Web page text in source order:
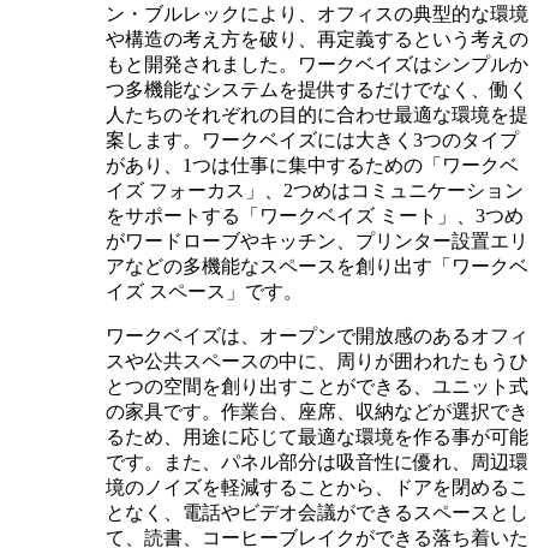
ン・ブルレックにより、オフィスの典型的な環境
や構造の考え方を破り、再定義するという考えの
もと開発されました。ワークベイズはシンプルか
つ多機能なシステムを提供するだけでなく、働く
人たちのそれぞれの目的に合わせ最適な環境を提
案します。ワークベイズには大きく3つのタイプ
があり、1つは仕事に集中するための「ワークベ
イズ フォーカス」、2つめはコミュニケーション
をサポートする「ワークベイズ ミート」、3つめ
がワードローブやキッチン、プリンター設置エリ
アなどの多機能なスペースを創り出す「ワークベ
イズ スペース」です。
ワークベイズは、オープンで開放感のあるオフィ
スや公共スペースの中に、周りが囲われたもうひ
とつの空間を創り出すことができる、ユニット式
の家具です。作業台、座席、収納などが選択でき
るため、用途に応じて最適な環境を作る事が可能
です。また、パネル部分は吸音性に優れ、周辺環
境のノイズを軽減することから、ドアを閉めるこ
となく、電話やビデオ会議ができるスペースとし
て、読書、コーヒーブレイクができる落ち着いた